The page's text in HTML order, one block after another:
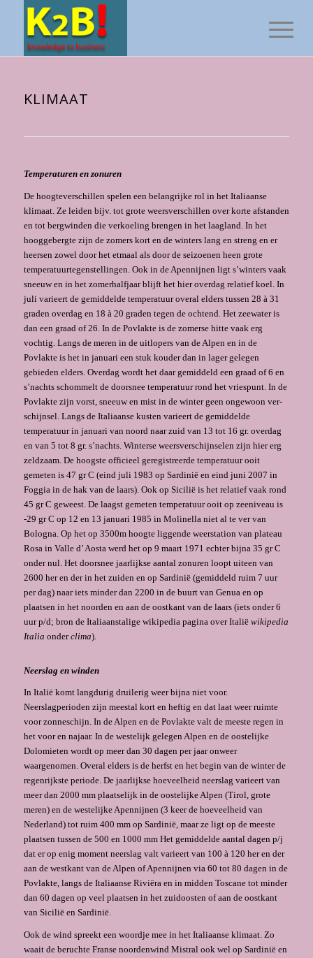
KLIMAAT
Temperaturen en zonuren
De hoogteverschillen spelen een belangrijke rol in het Italiaanse
klimaat. Ze leiden bijv. tot grote weersverschillen over korte afstanden
en tot bergwinden die verkoeling brengen in het laagland. In het
hooggebergte zijn de zomers kort en de winters lang en streng en er
heersen zowel door het etmaal als door de seizoenen heen grote
temperatuurtegen­stellingen. Ook in de Apennijnen ligt s’winters vaak
sneeuw en in het zomerhalfjaar blijft het hier overdag relatief koel. In
juli varieert de gemiddelde temperatuur overal elders tussen 28 à 31
graden overdag en 18 à 20 graden tegen de ochtend. Het zeewater is
dan een graad of 26. In de Povlakte is de zomerse hitte vaak erg
vochtig. Langs de meren in de uitlopers van de Alpen en in de
Povlakte is het in januari een stuk kouder dan in lager gelegen
gebieden elders. Overdag wordt het daar gemiddeld een graad of 6 en
s’nachts schommelt de doorsnee temperatuur rond het vriespunt. In de
Povlakte zijn vorst, sneeuw en mist in de winter geen ongewoon ver­
schijnsel. Langs de Italiaanse kusten varieert de gemiddelde
temperatuur in januari van noord naar zuid van 13 tot 16 gr. overdag
en van 5 tot 8 gr. s’nachts. Winterse weersver­schijnselen zijn hier erg
zeldzaam. De hoogste officieel geregistreerde temperatuur ooit
gemeten is 47 gr C (eind juli 1983 op Sardinië en eind juni 2007 in
Foggia in de hak van de laars). Ook op Sicilië is het relatief vaak rond
45 gr C geweest. De laagst gemeten temperatuur ooit op zeeniveau is
-29 gr C op 12 en 13 januari 1985 in Molinella niet al te ver van
Bologna. Op het op 3500m hoogte liggende weerstation van plateau
Rosa in Valle d’ Aosta werd het op 9 maart 1971 echter bijna 35 gr C
onder nul. Het doorsnee jaarlijkse aantal zonuren loopt uiteen van
2600 her en der in het zuiden en op Sardinië (gemiddeld ruim 7 uur
per dag) naar iets minder dan 2200 in de buurt van Genua en op
plaatsen in het noorden en aan de oostkant van de laars (iets onder 6
uur p/d; bron de Italiaanstalige wikipedia pagina over Italië wikipedia
Italia onderclima).
Neerslag en winden
In Italië komt langdurig druilerig weer bijna niet voor.
Neerslagperioden zijn meestal kort en heftig en dat laat weer ruimte
voor zon­neschijn. In de Alpen en de Povlakte valt de meeste regen in
het voor en najaar. In de westelijk gelegen Alpen en de oostelijke
Dolomieten wordt op meer dan 30 dagen per jaar onweer
waargenomen. Overal elders is de herfst en het begin van de winter de
re­genrijkste periode. De jaarlijkse hoeveelheid neerslag varieert van
meer dan 2000 mm plaatselijk in de oostelijke Alpen (Tirol, grote
meren) en de westelijke Apennijnen (3 keer de hoeveelheid van
Nederland) tot ruim 400 mm op Sardinië, maar ze ligt op de meeste
plaatsen tussen de 500 en 1000 mm Het gemiddelde aantal dagen p/j
dat er op enig moment neerslag valt varieert van 100 à 120 her en der
aan de westkant van de Alpen of Apennijnen via 60 tot 80 dagen in de
Povlakte, langs de Italiaanse Riviëra en in midden Toscane tot minder
dan 60 dagen op veel plaatsen in het zuidoosten of aan de oostkant
van Sicilië en Sardinië.
Ook de wind spreekt een woordje mee in het Italiaanse klimaat. Zo
waait de beruchte Franse noordenwind Mistral ook wel op Sardinië en